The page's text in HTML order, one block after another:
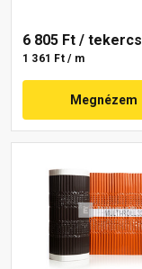
6 805 Ft / tekercs
1 361 Ft / m
Megnézem